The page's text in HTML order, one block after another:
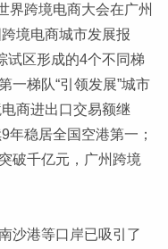
界跨境电商大会在广州
境电商城市发展报
试区形成的4个不同梯
一梯队“引领发展”城市
商进出口交易额继
年稳居全国空港第一；
破千亿元，广州跨境
沙港等口岸已吸引了